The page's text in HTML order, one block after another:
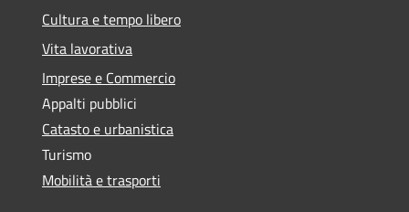
Cultura e tempo libero
Vita lavorativa
Imprese e Commercio
Appalti pubblici
Catasto e urbanistica
Turismo
Mobilità e trasporti